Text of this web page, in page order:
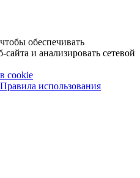
обеспечивать
и анализировать сетевой
cookie
Правила использования